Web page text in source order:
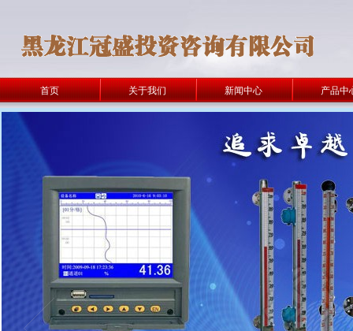
首页 关于我们 新闻中心 产品中